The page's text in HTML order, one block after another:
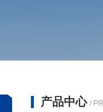
产品中心 /